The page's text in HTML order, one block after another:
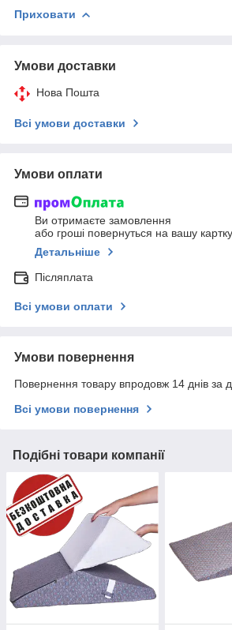
Приховати
Умови доставки
Нова Пошта
Всі умови доставки
Умови оплати
Ви отримаєте замовлення
або гроші повернуться на вашу картку
Детальніше
Післяплата
Всі умови оплати
Умови повернення
Повернення товару впродовж 14 днів за
Всі умови повернення
Подібні товари компанії